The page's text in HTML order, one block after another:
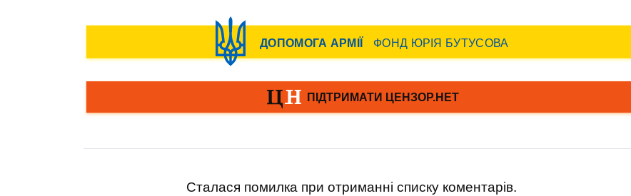
Сталася помилка при отриманні списку коментарів.